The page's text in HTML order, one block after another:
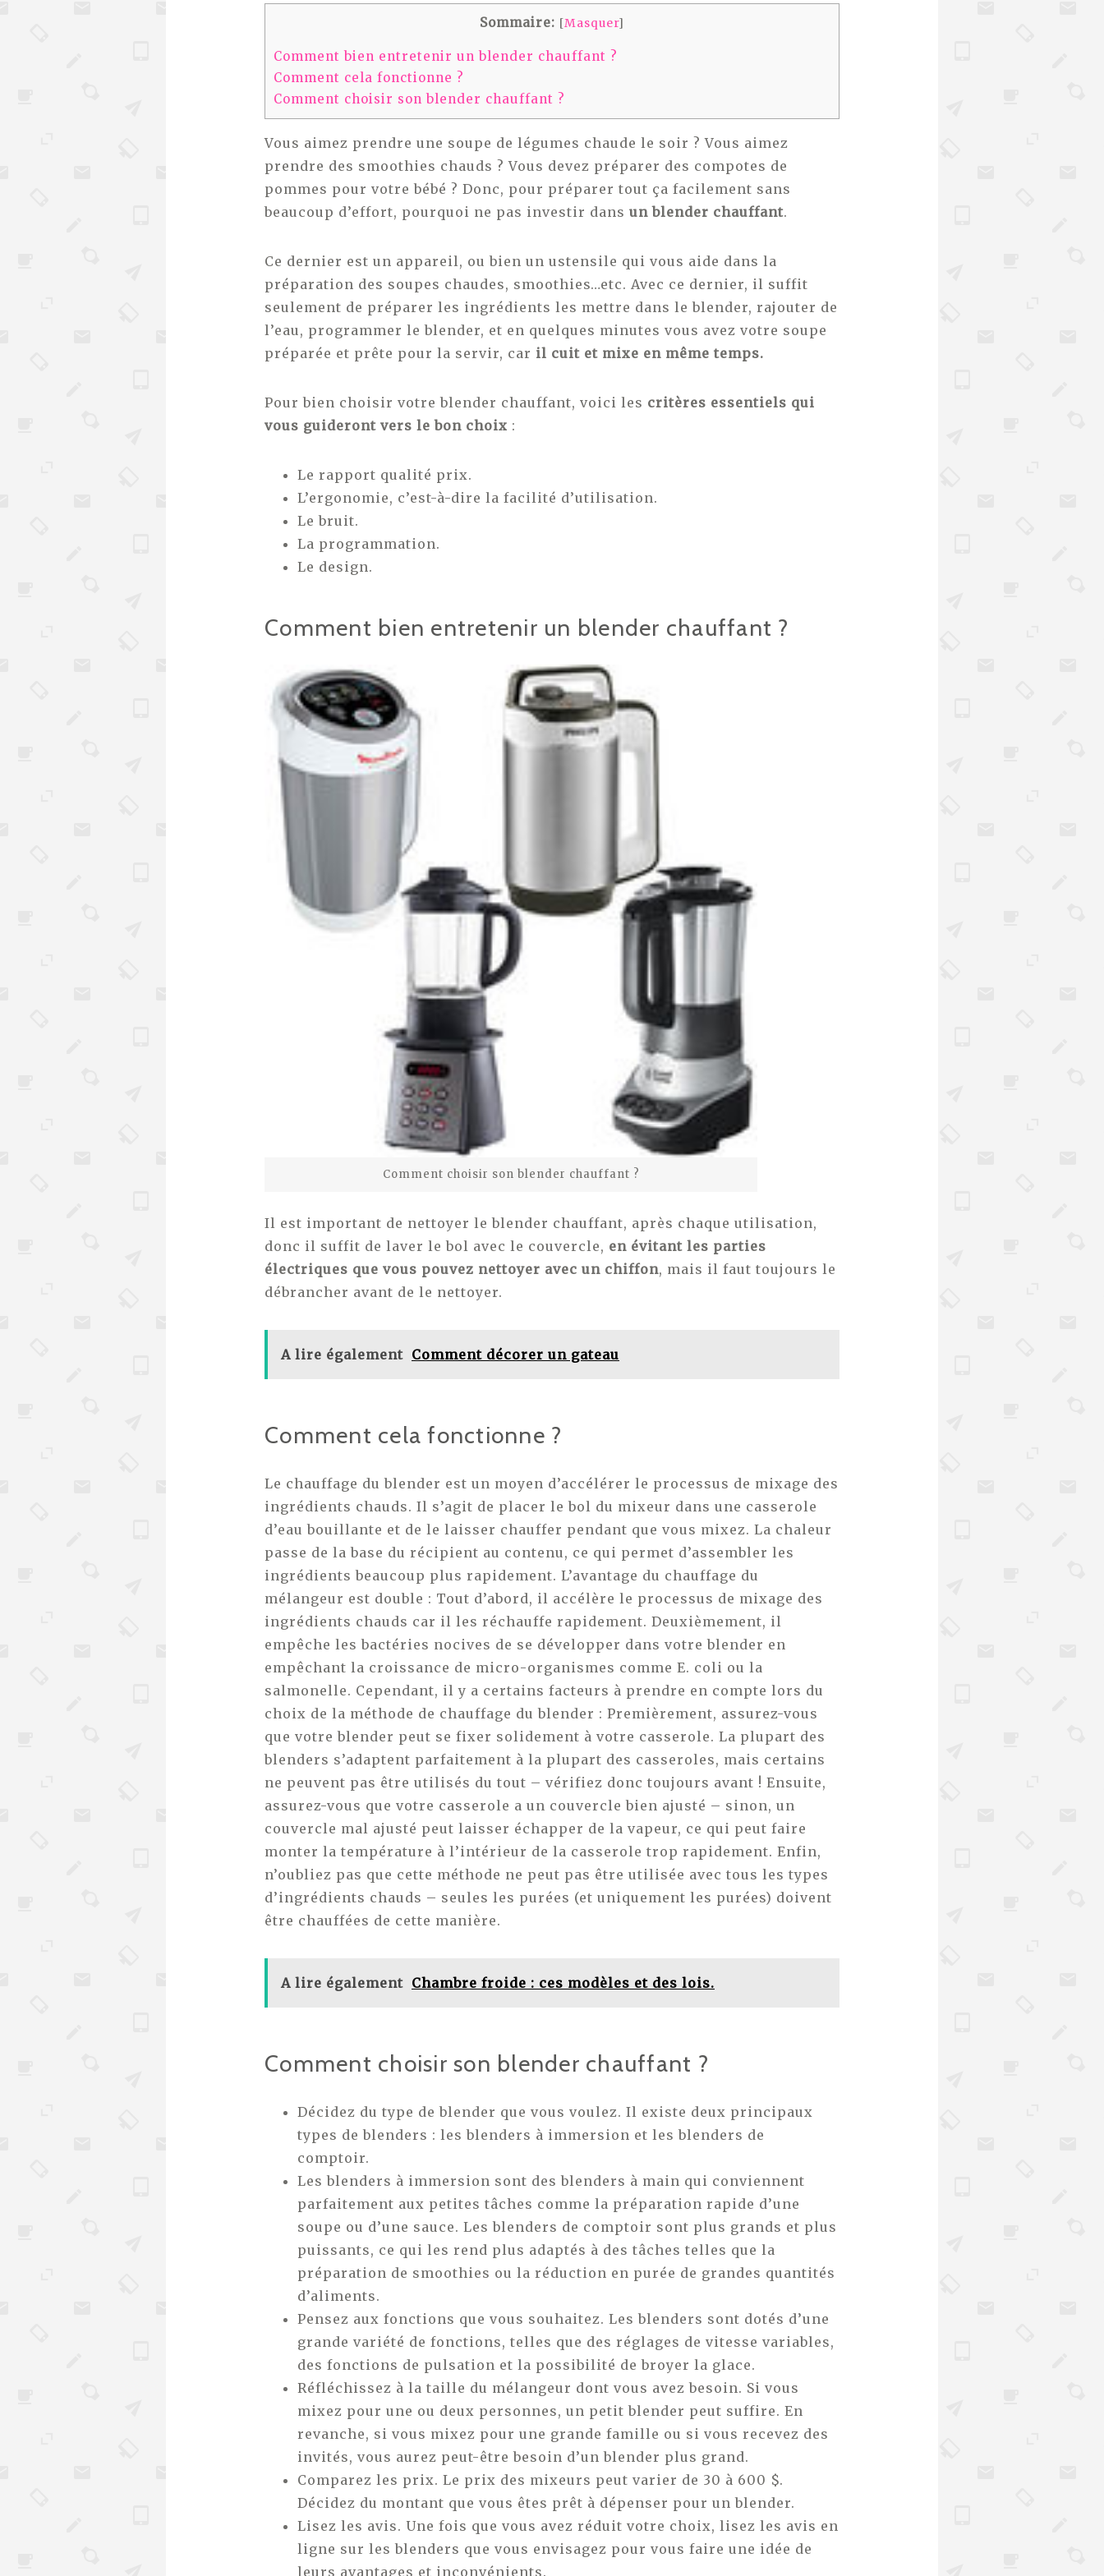
Sommaire: [Masquer]
Comment bien entretenir un blender chauffant ?
Comment cela fonctionne ?
Comment choisir son blender chauffant ?
Vous aimez prendre une soupe de légumes chaude le soir ? Vous aimez
prendre des smoothies chauds ? Vous devez préparer des compotes de
pommes pour votre bébé ? Donc, pour préparer tout ça facilement sans
beaucoup d’effort, pourquoi ne pas investir dans un blender chauffant.
Ce dernier est un appareil, ou bien un ustensile qui vous aide dans la
préparation des soupes chaudes, smoothies…etc. Avec ce dernier, il suffit
seulement de préparer les ingrédients les mettre dans le blender, rajouter de
l’eau, programmer le blender, et en quelques minutes vous avez votre soupe
préparée et prête pour la servir, car il cuit et mixe en même temps.
Pour bien choisir votre blender chauffant, voici les critères essentiels qui
vous guideront vers le bon choix :
Le rapport qualité prix.
L’ergonomie, c’est-à-dire la facilité d’utilisation.
Le bruit.
La programmation.
Le design.
Comment bien entretenir un blender chauffant ?
Comment choisir son blender chauffant ?
Il est important de nettoyer le blender chauffant, après chaque utilisation,
donc il suffit de laver le bol avec le couvercle, en évitant les parties
électriques que vous pouvez nettoyer avec un chiffon, mais il faut toujours le
débrancher avant de le nettoyer.
A lire également Comment décorer un gateau
Comment cela fonctionne ?
Le chauffage du blender est un moyen d’accélérer le processus de mixage des
ingrédients chauds. Il s’agit de placer le bol du mixeur dans une casserole
d’eau bouillante et de le laisser chauffer pendant que vous mixez. La chaleur
passe de la base du récipient au contenu, ce qui permet d’assembler les
ingrédients beaucoup plus rapidement. L’avantage du chauffage du
mélangeur est double : Tout d’abord, il accélère le processus de mixage des
ingrédients chauds car il les réchauffe rapidement. Deuxièmement, il
empêche les bactéries nocives de se développer dans votre blender en
empêchant la croissance de micro-organismes comme E. coli ou la
salmonelle. Cependant, il y a certains facteurs à prendre en compte lors du
choix de la méthode de chauffage du blender : Premièrement, assurez-vous
que votre blender peut se fixer solidement à votre casserole. La plupart des
blenders s’adaptent parfaitement à la plupart des casseroles, mais certains
ne peuvent pas être utilisés du tout – vérifiez donc toujours avant ! Ensuite,
assurez-vous que votre casserole a un couvercle bien ajusté – sinon, un
couvercle mal ajusté peut laisser échapper de la vapeur, ce qui peut faire
monter la température à l’intérieur de la casserole trop rapidement. Enfin,
n’oubliez pas que cette méthode ne peut pas être utilisée avec tous les types
d’ingrédients chauds – seules les purées (et uniquement les purées) doivent
être chauffées de cette manière.
A lire également Chambre froide : ces modèles et des lois.
Comment choisir son blender chauffant ?
Décidez du type de blender que vous voulez. Il existe deux principaux
types de blenders : les blenders à immersion et les blenders de
comptoir.
Les blenders à immersion sont des blenders à main qui conviennent
parfaitement aux petites tâches comme la préparation rapide d’une
soupe ou d’une sauce. Les blenders de comptoir sont plus grands et plus
puissants, ce qui les rend plus adaptés à des tâches telles que la
préparation de smoothies ou la réduction en purée de grandes quantités
d’aliments.
Pensez aux fonctions que vous souhaitez. Les blenders sont dotés d’une
grande variété de fonctions, telles que des réglages de vitesse variables,
des fonctions de pulsation et la possibilité de broyer la glace.
Réfléchissez à la taille du mélangeur dont vous avez besoin. Si vous
mixez pour une ou deux personnes, un petit blender peut suffire. En
revanche, si vous mixez pour une grande famille ou si vous recevez des
invités, vous aurez peut-être besoin d’un blender plus grand.
Comparez les prix. Le prix des mixeurs peut varier de 30 à 600 $.
Décidez du montant que vous êtes prêt à dépenser pour un blender.
Lisez les avis. Une fois que vous avez réduit votre choix, lisez les avis en
ligne sur les blenders que vous envisagez pour vous faire une idée de
leurs avantages et inconvénients.